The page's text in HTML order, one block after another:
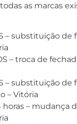
as marcas
– substituição de
– troca de
– substituição de
– Vitória
– mudança